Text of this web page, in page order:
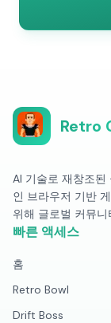
Retro
AI 기술로 재창조된
인 브라우저 기반
위해 글로벌 커뮤
빠른 액세스
홈
Retro Bowl
Drift Boss